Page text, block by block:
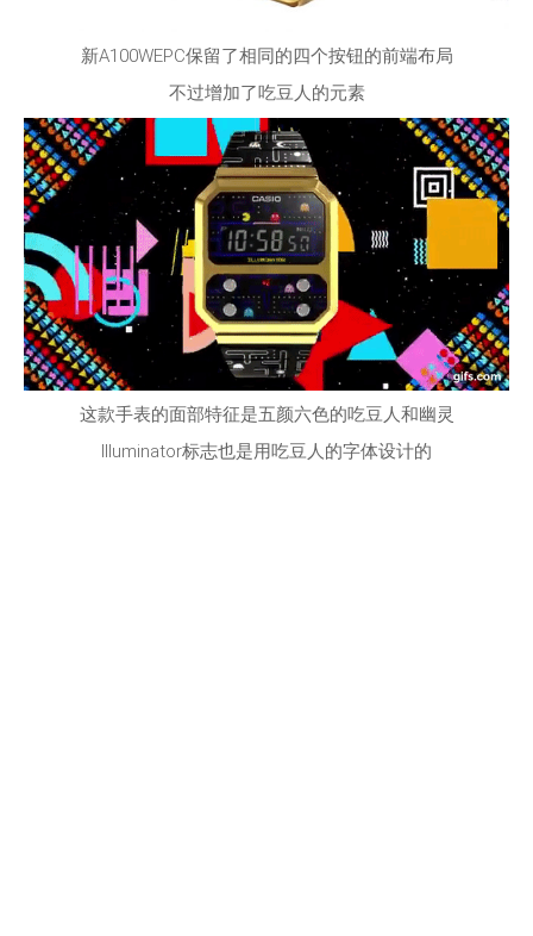
新A100WEPC保留了相同的四个按钮的前端布局
不过增加了吃豆人的元素
这款手表的面部特征是五颜六色的吃豆人和幽灵
Illuminator标志也是用吃豆人的字体设计的